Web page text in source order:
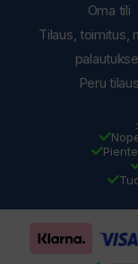
Oma tili
Tilaus, toimitus,
Peru tilaus